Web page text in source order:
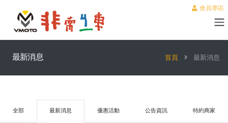
會員專區
最新消息 首頁 最新消息
全部 最新消息 優惠活動 公告資訊 特約商家